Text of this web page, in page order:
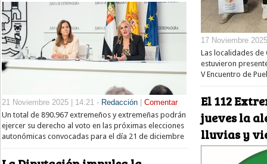
21 Noviembre 2025 | 14:21 - Redacción
Comentar
Un total de 890.967 extremeños y extremeñas podrán
ejercer su derecho al voto en las próximas elecciones
autonómicas convocadas para el día 21 de diciembre
17 Noviembre
Las localidades de
estuvieron
V Encuentro de
El 112
jueves la
lluvias y